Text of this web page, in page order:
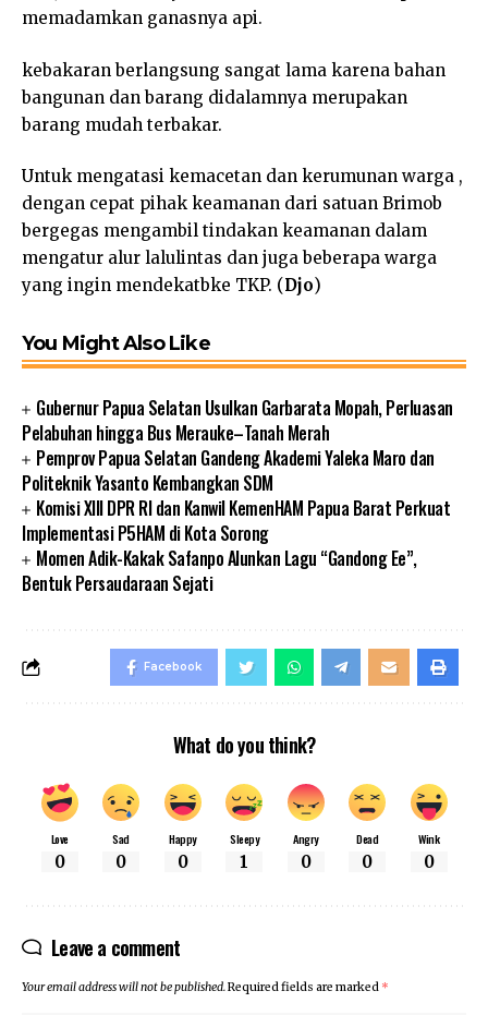
memadamkan ganasnya api.
kebakaran berlangsung sangat lama karena bahan
bangunan dan barang didalamnya merupakan
barang mudah terbakar.
Untuk mengatasi kemacetan dan kerumunan warga ,
dengan cepat pihak keamanan dari satuan Brimob
bergegas mengambil tindakan keamanan dalam
mengatur alur lalulintas dan juga beberapa warga
yang ingin mendekatbke TKP. (Djo)
You Might Also Like
Gubernur Papua Selatan Usulkan Garbarata Mopah, Perluasan
Pelabuhan hingga Bus Merauke–Tanah Merah
Pemprov Papua Selatan Gandeng Akademi Yaleka Maro dan
Politeknik Yasanto Kembangkan SDM
Komisi XIII DPR RI dan Kanwil KemenHAM Papua Barat Perkuat
Implementasi P5HAM di Kota Sorong
Momen Adik-Kakak Safanpo Alunkan Lagu “Gandong Ee”,
Bentuk Persaudaraan Sejati
Facebook
What do you think?
Love
0
Sad
0
Happy
0
Sleepy
1
Angry
0
Dead
0
Wink
0
Leave a comment
Your email address will not be published.Required fields are marked *